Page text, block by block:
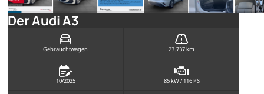
Der Audi A3
Gebrauchtwagen 23.737 km
10/2025 85 kW / 116 PS